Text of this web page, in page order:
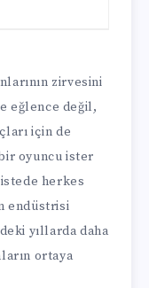
zirvesini
eğlence değil,
için de
oyuncu ister
herkes
endüstrisi
yıllarda daha
ortaya